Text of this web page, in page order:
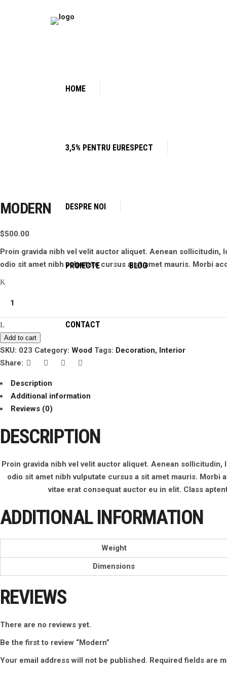
HOME
3,5% PENTRU EURESPECT
DESPRE NOI
PROIECTE BLOG
CONTACT
MODERN
$500.00
Proin gravida nibh vel velit auctor aliquet. Aenean
odio sit amet nibh vulputate cursus a sit amet mauris. Morbi
Modern
Add to cart
SKU: 023 Category: Wood Tags: Decoration, Interior
Share:
Description
Additional information
Reviews (0)
DESCRIPTION
Proin gravida nibh vel velit auctor aliquet. Aenean
odio sit amet nibh vulputate cursus a sit amet mauris.
vitae erat consequat auctor eu in elit. Class
ADDITIONAL INFORMATION
Weight
Dimensions
REVIEWS
There are no reviews yet.
Be the first to review “Modern”
Your email address will not be published. Required fields are